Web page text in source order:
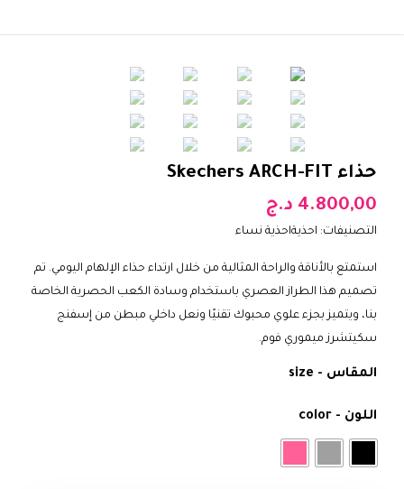
حذاء Skechers ARCH-FIT
4.800,00 د.ج
التصنيفات: احذيةاحذية نساء
استمتع بالأناقة والراحة المثالية من خلال ارتداء حذاء الإلهام اليومي. تم
تصميم هذا الطراز العصري باستخدام وسادة الكعب الحصرية الخاصة
بنا، ويتميز بجزء علوي محبوك تقنيًا ونعل داخلي مبطن من إسفنج
سكيتشرز ميموري فوم.
المقاس - size
اللون - color